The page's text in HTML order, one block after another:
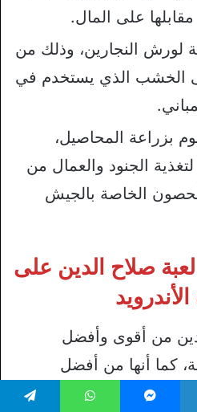
على المال.
النجارين، وذلك من
الخشب الذي يستخدم في
بزراعة المحاصيل،
الجنود والعمال من
الخاصة بالجيش
صلاح الدين على
من أقوى وأفضل
كما أنها من أفضل